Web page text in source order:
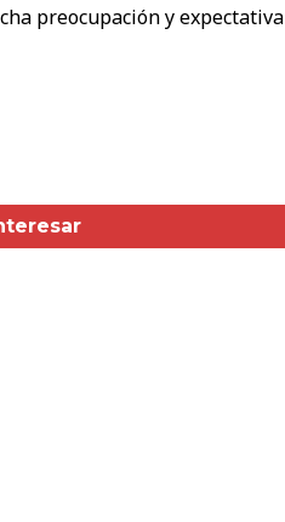
preocupación y